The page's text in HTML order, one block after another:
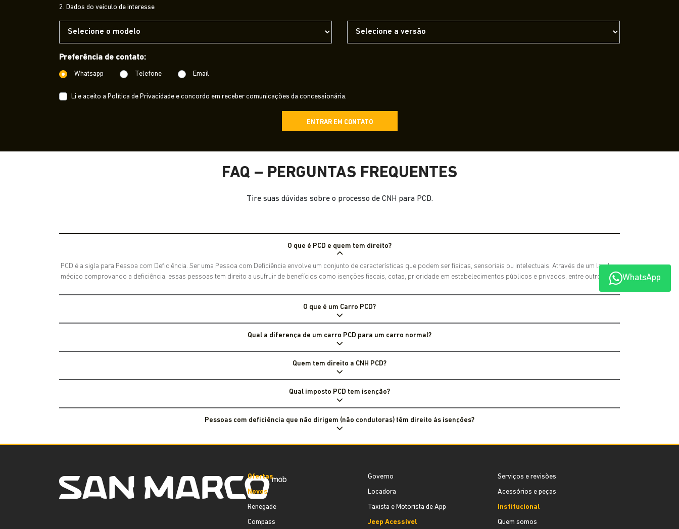
2. Dados do veículo de interesse
Preferência de contato:
Whatsapp Telefone Email
Li e aceito a Política de Privacidade e concordo em receber comunicações da concessionária.
ENTRAR EM CONTATO
FAQ – PERGUNTAS FREQUENTES
Tire suas dúvidas sobre o processo de CNH para PCD.
O que é PCD e quem tem direito?
PCD é a sigla para Pessoa com Deficiência. Ser uma Pessoa com Deficiência envolve um conjunto de características que podem ser físicas, sensoriais ou intelectuais. Através de um laudo
médico comprovando a deficiência, essas pessoas tem direito a usufruir de benefícios como isenções fiscais, cotas, prioridade em estabelecimentos públicos e privados, entre outros.
O que é um Carro PCD?
Qual a diferença de um carro PCD para um carro normal?
Quem tem direito a CNH PCD?
Qual imposto PCD tem isenção?
Pessoas com deficiência que não dirigem (não condutoras) têm direito às isenções?
WhatsApp
Ofertas
Novos
Renegade
Compass
Governo
Locadora
Taxista e Motorista de App
Jeep Acessível
Serviços e revisões
Acessórios e peças
Institucional
Quem somos